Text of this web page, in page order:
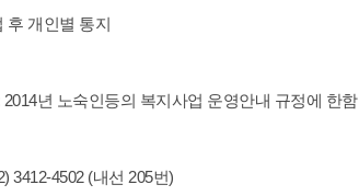
후 개인별 통지
2014년 노숙인등의 복지사업 운영안내 규정에 한함
3412-4502 (내선 205번)